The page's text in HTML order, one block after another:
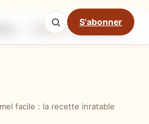
S'abonner
Ingrédients Étapes
Mode cuisine
facile : la recette inratable